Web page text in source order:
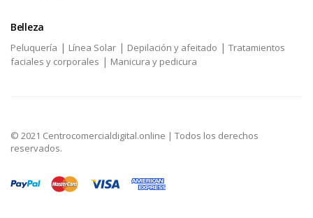
Belleza
Peluquería | Línea Solar | Depilación y afeitado | Tratamientos
faciales y corporales | Manicura y pedicura
© 2021 Centrocomercialdigital.online | Todos los derechos
reservados.